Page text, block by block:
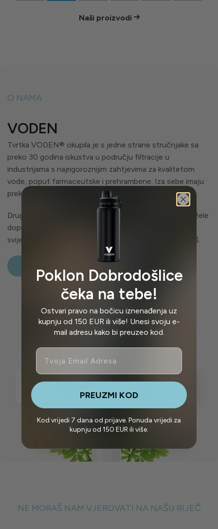
Naši proizvodi
O NAMA
VODEN
Tvrtka VODEN® okupila je s jedne strane stručnjake sa
preko 30 godina iskustva u području filtracije u
industrijama s najrigoroznijim zahtjevima za kvalitetom
vode, poput farmaceutske i prehrambene. Iza sebe imaju
preko 350 projekata diljem svijeta i regije.
Drugi dio VODEN® tima čine mladi i energični ljudi koji žele
doprinijeti poboljšanju života običnih ljudi i podizanju
svijesti o štetnosti jednokratne plastike na ljude i okoliš.
NE MORAŠ NAM VJEROVATI NA NAŠU RIJEČ
Poklon Dobrodošlice
čeka na tebe!
Ostvari pravo na bočicu iznenađenja uz
kupnju od 150 EUR ili više! Unesi svoju e-
mail adresu kako bi preuzeo kod.
Email
PREUZMI KOD
Kod vrijedi 7 dana od prijave. Ponuda vrijedi za
kupnju od 150 EUR ili više.